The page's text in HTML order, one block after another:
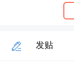
发贴